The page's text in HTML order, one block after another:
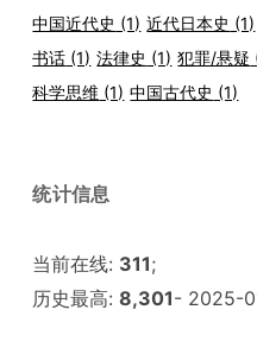
中国近代史 (1) 近代日本史 (1)
书话 (1) 法律史 (1) 犯罪/悬疑
科学思维 (1) 中国古代史 (1)
统计信息
当前在线: 311;
历史最高:8,301- 2025-